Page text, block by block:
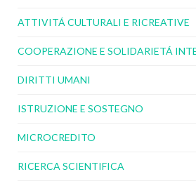
ATTIVITÁ CULTURALI E RICREATIVE
COOPERAZIONE E SOLIDARIETÁ
DIRITTI UMANI
ISTRUZIONE E SOSTEGNO
MICROCREDITO
RICERCA SCIENTIFICA